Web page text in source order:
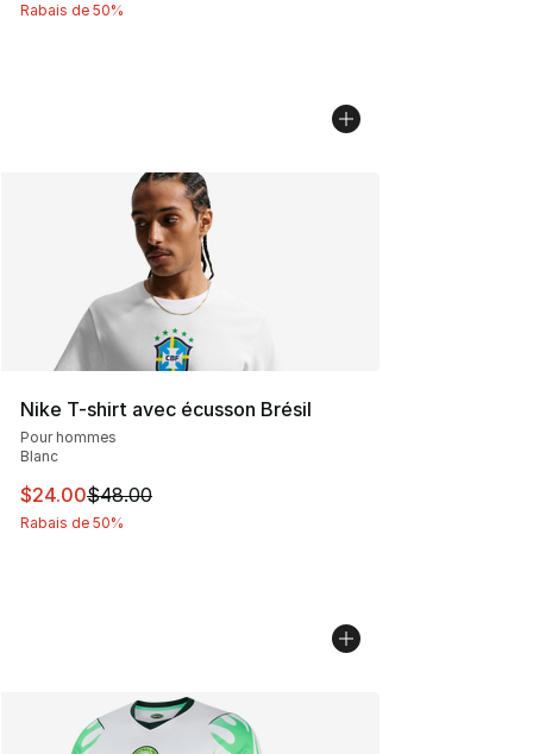
Rabais de 50%
Nike T-shirt avec écusson Brésil
Pour hommes
Blanc
Cet article est en solde. Le prix est passé de $48.00 à
$24.00$48.00
Rabais de 50%